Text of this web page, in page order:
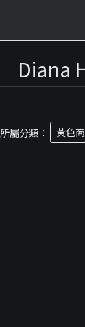
Diana
所屬分類：
黃色